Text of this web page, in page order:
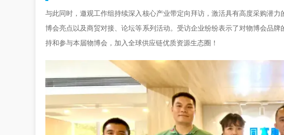
与此同时，邀观工作组持续深入核心产业带定向拜访，激活具有高度采购潜
博会亮点以及商贸对接、论坛等系列活动。受访企业纷纷表示了对物博会品
持和参与本届物博会，加入全球供应链优质资源生态圈！